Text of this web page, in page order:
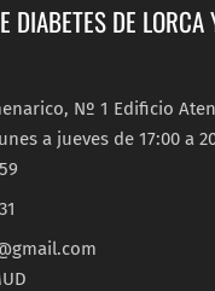
DIABETES DE LORCA
Nº 1 Edificio
a jueves de 17:00 a